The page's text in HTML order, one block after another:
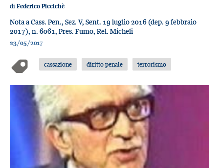
di Federico Piccichè
Nota a Cass. Pen., Sez. V, Sent. 19 luglio 2016 (dep. 9 febbraio
2017), n. 6061, Pres. Fumo, Rel. Micheli
23/05/2017
cassazione diritto penale terrorismo